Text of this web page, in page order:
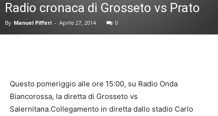
Radio cronaca di Grosseto vs Prato
By Manuel Pifferi - Aprile 27, 2014 0
Questo pomeriggio alle ore 15:00, su Radio Onda
Biancorossa, la diretta di Grosseto vs
Salernitana.Collegamento in diretta dallo stadio Carlo